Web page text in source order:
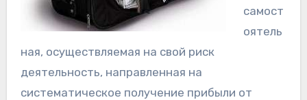
самост
оятель
ная, осуществляемая на свой риск
деятельность, направленная на
систематическое получение прибыли от